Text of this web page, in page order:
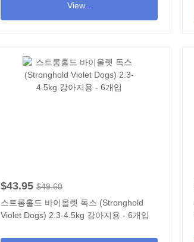
View...
$43.95 $49.60
스트롱홀드 바이올렛 독스 (Stronghold
Violet Dogs) 2.3-4.5kg 강아지용 - 6개입